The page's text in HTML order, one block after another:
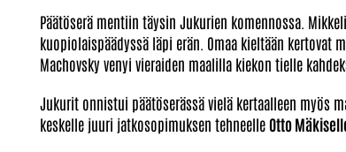
Päätöserä mentiin täysin Jukurien komennossa.
kuopiolaispäädyssä läpi erän. Omaa kieltään
Machovsky venyi vieraiden maalilla kiekon tielle
Jukurit onnistui päätöserässä vielä kertaalleen myös
keskelle juuri jatkosopimuksen tehneelleOtto